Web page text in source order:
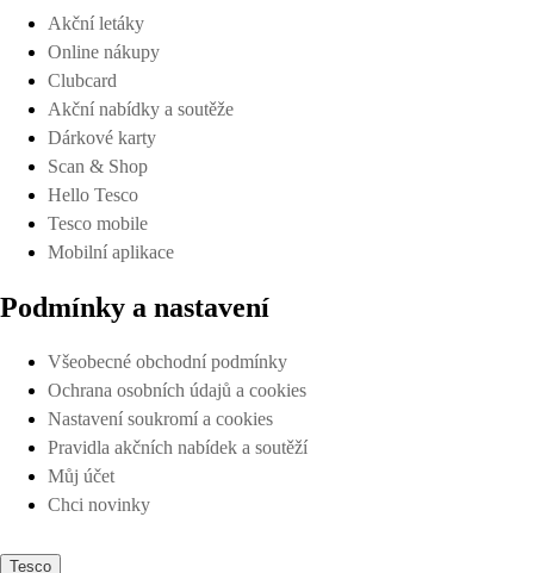
Akční letáky
Online nákupy
Clubcard
Akční nabídky a soutěže
Dárkové karty
Scan & Shop
Hello Tesco
Tesco mobile
Mobilní aplikace
Podmínky a nastavení
Všeobecné obchodní podmínky
Ochrana osobních údajů a cookies
Nastavení soukromí a cookies
Pravidla akčních nabídek a soutěží
Můj účet
Chci novinky
Tesco